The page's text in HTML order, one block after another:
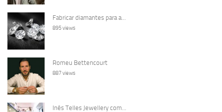
Fabricar diamantes para a...
895 views
Romeu Bettencourt
887 views
Inês Telles Jewellery com...